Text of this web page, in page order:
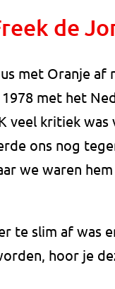
de
met Oranje
met het
veel kritiek was
ons nog
we waren
te slim af was
hoor je